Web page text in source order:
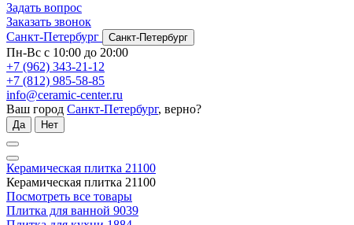
Задать вопрос
Заказать звонок
Санкт-Петербург
Санкт-Петербург
Пн-Вс с 10:00 до 20:00
+7 (962) 343-21-12
+7 (812) 985-58-85
info@ceramic-center.ru
Ваш город Санкт-Петербург, верно?
Да Нет
Керамическая плитка 21100
Керамическая плитка 21100
Посмотреть все товары
Плитка для ванной 9039